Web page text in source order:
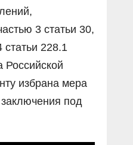
3 статьи 30,
статьи 228.1
Российской
избрана мера
под